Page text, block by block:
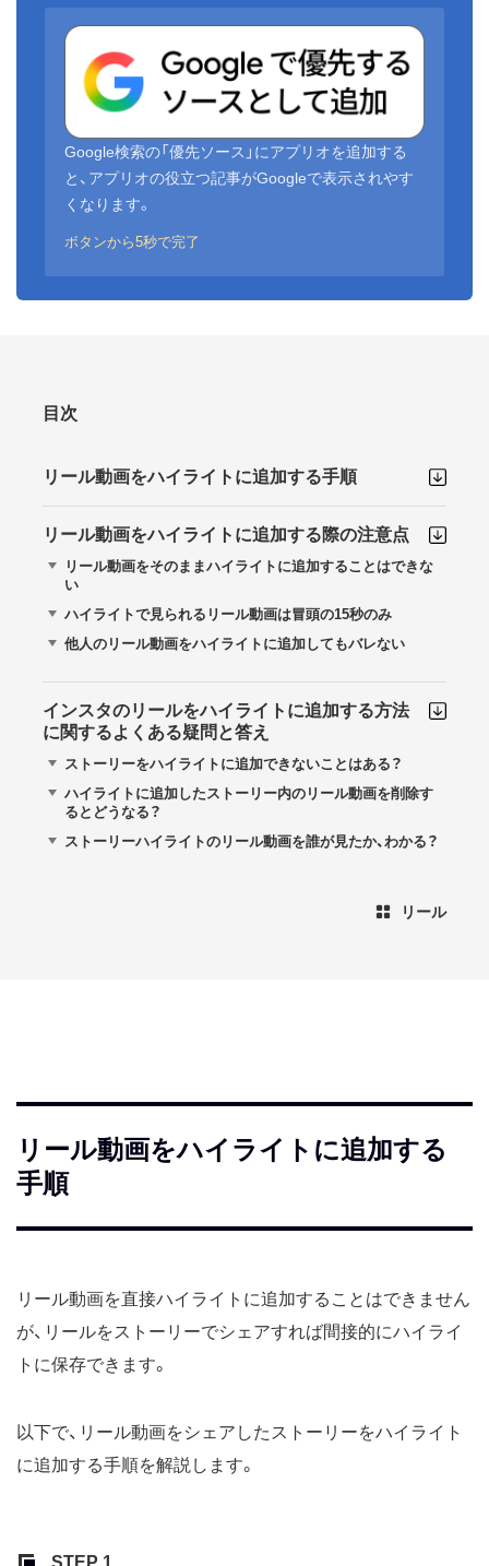
Google検索の「優先ソース」にアプリオを追加する
と、アプリオの役立つ記事がGoogleで表示されやす
くなります。
ボタンから5秒で完了
目次
リール動画をハイライトに追加する手順
リール動画をハイライトに追加する際の注意点
リール動画をそのままハイライトに追加することはできな
い
ハイライトで見られるリール動画は冒頭の15秒のみ
他人のリール動画をハイライトに追加してもバレない
インスタのリールをハイライトに追加する方法
に関するよくある疑問と答え
ストーリーをハイライトに追加できないことはある？
ハイライトに追加したストーリー内のリール動画を削除す
るとどうなる？
ストーリーハイライトのリール動画を誰が見たか、わかる？
リール
リール動画をハイライトに追加する
手順
リール動画を直接ハイライトに追加することはできません
が、リールをストーリーでシェアすれば間接的にハイライ
トに保存できます。
以下で、リール動画をシェアしたストーリーをハイライト
に追加する手順を解説します。